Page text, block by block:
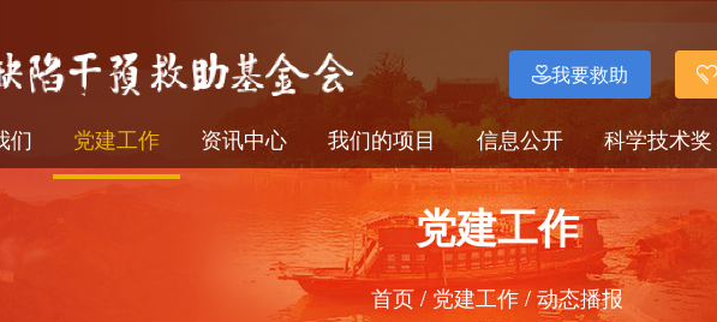
我要救助
们 党建工作 资讯中心 我们的项目 信息公开 科学技术奖
党建工作
首页/ 党建工作/动态播报